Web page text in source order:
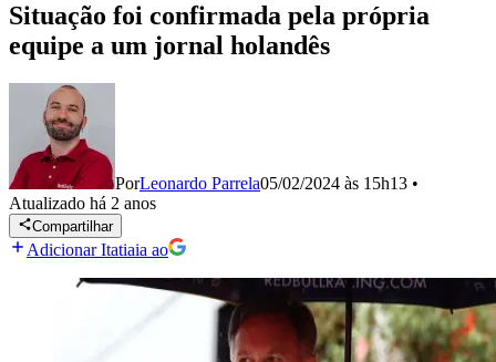
Situação foi confirmada pela própria
equipe a um jornal holandês
PorLeonardo Parrela05/02/2024 às 15h13 •
Atualizado há 2 anos
Compartilhar
Adicionar Itatiaia ao